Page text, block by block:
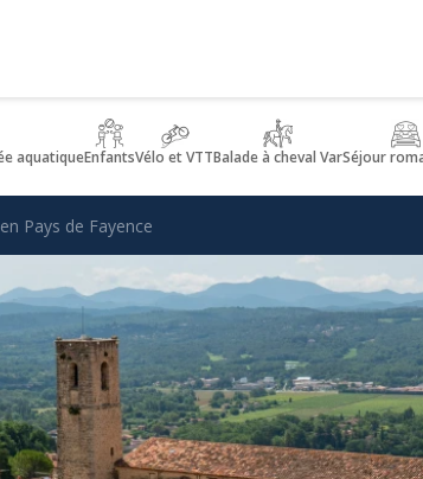
aquatiqueEnfantsVélo et VTTBalade à cheval VarSéjour
Pays de Fayence